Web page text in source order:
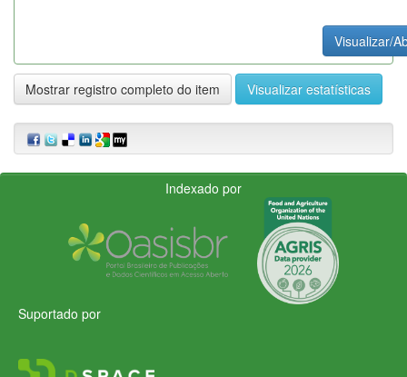
Visualizar/
Mostrar registro completo do item Visualizar estatísticas
Indexado por
Suportado por